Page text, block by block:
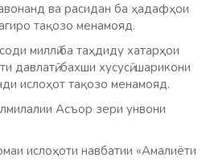
ва расидан ба ҳадафҳои
тақозо менамояд.
миллӣ ба таҳдиду хатарҳои
бахши хусусӣ, шарикони
ислоҳот тақозо менамояд.
Асъор зери унвони
ислоҳоти навбатии «Амалиёти